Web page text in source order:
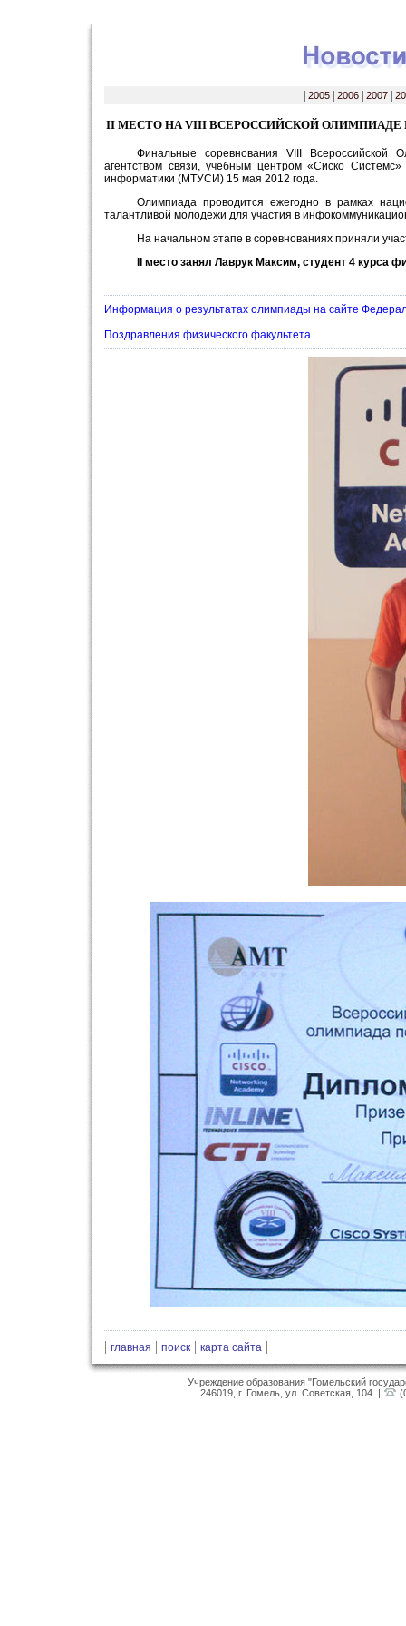
2005| 2006| 2007|
II МЕСТО НА VIII ВСЕРОССИЙСКОЙ
Финальные соревнования VIII Всероссийской
агентством связи, учебным центром «Сиско Системс»
информатики (МТУСИ) 15 мая 2012 года.
Олимпиада проводится ежегодно в рамках
талантливой молодежи для участия в
На начальном этапе в соревнованиях приняли
II место занял Лаврук Максим, студент 4 курса
Информация о результатах олимпиады на сайте
Поздравления физического факультета
| главная | поиск | карта сайта |
Учреждение образования "Гомельский
246019, г. Гомель, ул. Советская, 104 |